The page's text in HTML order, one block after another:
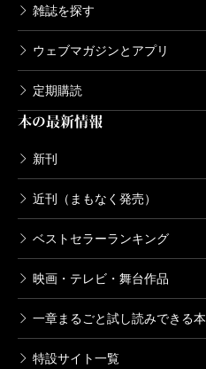
雑誌を探す
ウェブマガジンとアプリ
定期購読
本の最新情報
新刊
近刊（まもなく発売）
ベストセラーランキング
映画・テレビ・舞台作品
一章まるごと試し読みできる本
特設サイト一覧